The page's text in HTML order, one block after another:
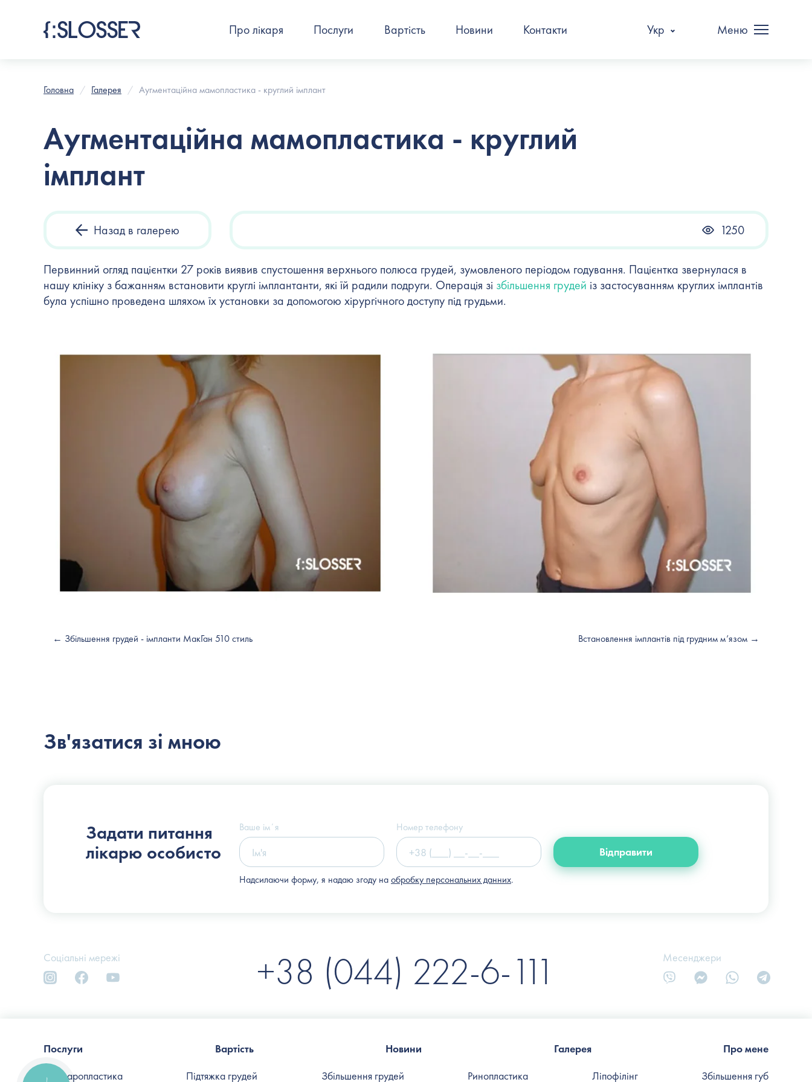
Про лікаря Послуги Вартість Новини Контакти Укр Меню
Головна Галерея Аугментаційна мамопластика - круглий імплант
Аугментаційна мамопластика - круглий
імплант
Назад в галерею 1250
Первинний огляд пацієнтки 27 років виявив спустошення верхнього полюса грудей, зумовленого періодом годування. Пацієнтка звернулася в
нашу клініку з бажанням встановити круглі імплантанти, які їй радили подруги. Операція зі збільшення грудей із застосуванням круглих імплантів
була успішно проведена шляхом їх установки за допомогою хірургічного доступу під грудьми.
← Збільшення грудей - імпланти МакГан 510 стиль Встановлення імплантів під грудним м’язом →
Зв'язатися зі мною
info@slosser.com.ua
Задати питання
лікарю особисто
Ваше імʼя Номер телефону
Відправити
Надсилаючи форму, я надаю згоду наобробку персональних данних.
Соціальні мережі +38 (044) 222-6-111 Месенджери
Послуги Вартість Новини Галерея
Про мене
Блефаропластика
Підтяжка грудей Збільшення грудей Ринопластика Ліпофілінг Збільшення губ